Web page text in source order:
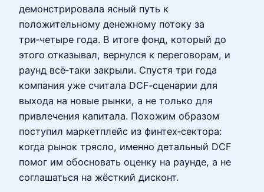
демонстрировала ясный путь к
положительному денежному потоку за
три‑четыре года. В итоге фонд, который до
этого отказывал, вернулся к переговорам, и
раунд всё‑таки закрыли. Спустя три года
компания уже считала DCF‑сценарии для
выхода на новые рынки, а не только для
привлечения капитала. Похожим образом
поступил маркетплейс из финтех‑сектора:
когда рынок трясло, именно детальный DCF
помог им обосновать оценку на раунде, а не
соглашаться на жёсткий дисконт.